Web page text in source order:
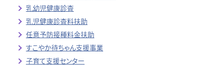
乳幼児健康診査
乳児健康診査料扶助
任意予防接種料金扶助
すこやか待ちゃん支援事業
子育て支援センター